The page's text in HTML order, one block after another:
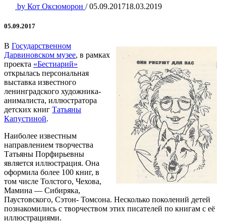
by Кот Оксюморон / 05.09.201718.03.2019
05.09.2017
В Государственном
Дарвиновском музее, в рамках
проекта «Бестиарий»
открылась персональная
выставка известного
ленинградского художника-
анималиста, иллюстратора
детских книг Татьяны
Капустиной.
Наиболее известным
направлением творчества
Татьяны Порфирьевны
является иллюстрация. Она
оформила более 100 книг, в
том числе Толстого, Чехова,
Мамина — Сибиряка,
Паустовского, Сэтон- Томсона. Несколько поколений детей
познакомились с творчеством этих писателей по книгам с её
иллюстрациями.